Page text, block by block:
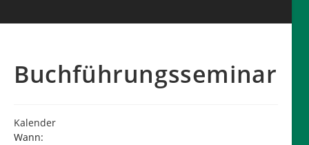
Buchführungsseminar
Kalender
Wann: